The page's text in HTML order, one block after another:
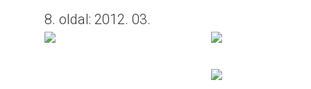
8. oldal: 2012. 03.